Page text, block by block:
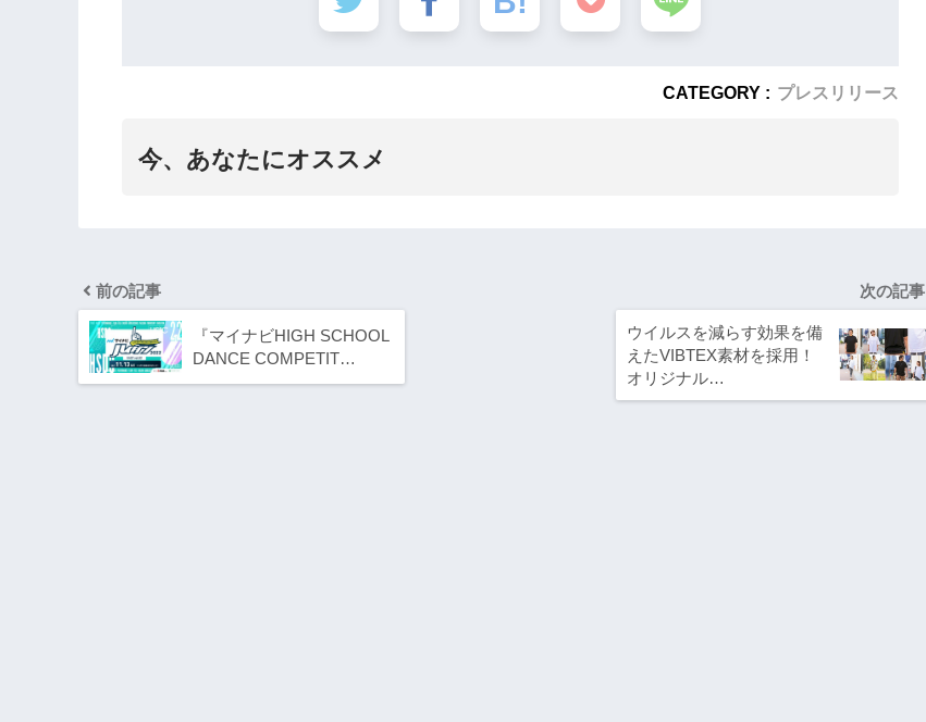
CATEGORY : プレスリリース
今、あなたにオススメ
前の記事
『マイナビHIGH SCHOOL
DANCE COMPETIT…
次の記事
ウイルスを減らす効果を備
えたVIBTEX素材を採用！
オリジナル…